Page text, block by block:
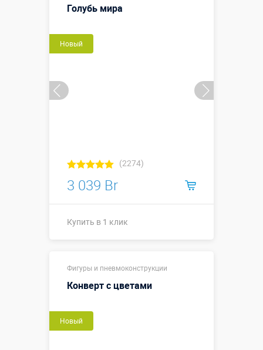
Голубь мира
Новый
(2274)
3 039 Br
Купить в 1 клик
Фигуры и пневмоконструкции
Конверт с цветами
Новый